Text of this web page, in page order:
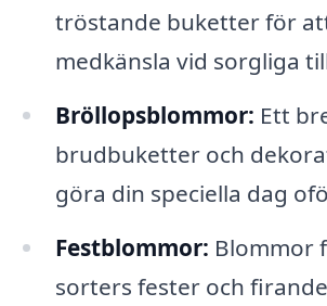
tröstande buketter för
medkänsla vid sorgliga
Bröllopsblommor: Ett
brudbuketter och
göra din speciella dag
Festblommor: Blommor
sorters fester och